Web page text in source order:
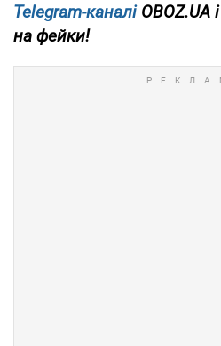
Telegram-каналіOBOZ.UA і
на фейки!